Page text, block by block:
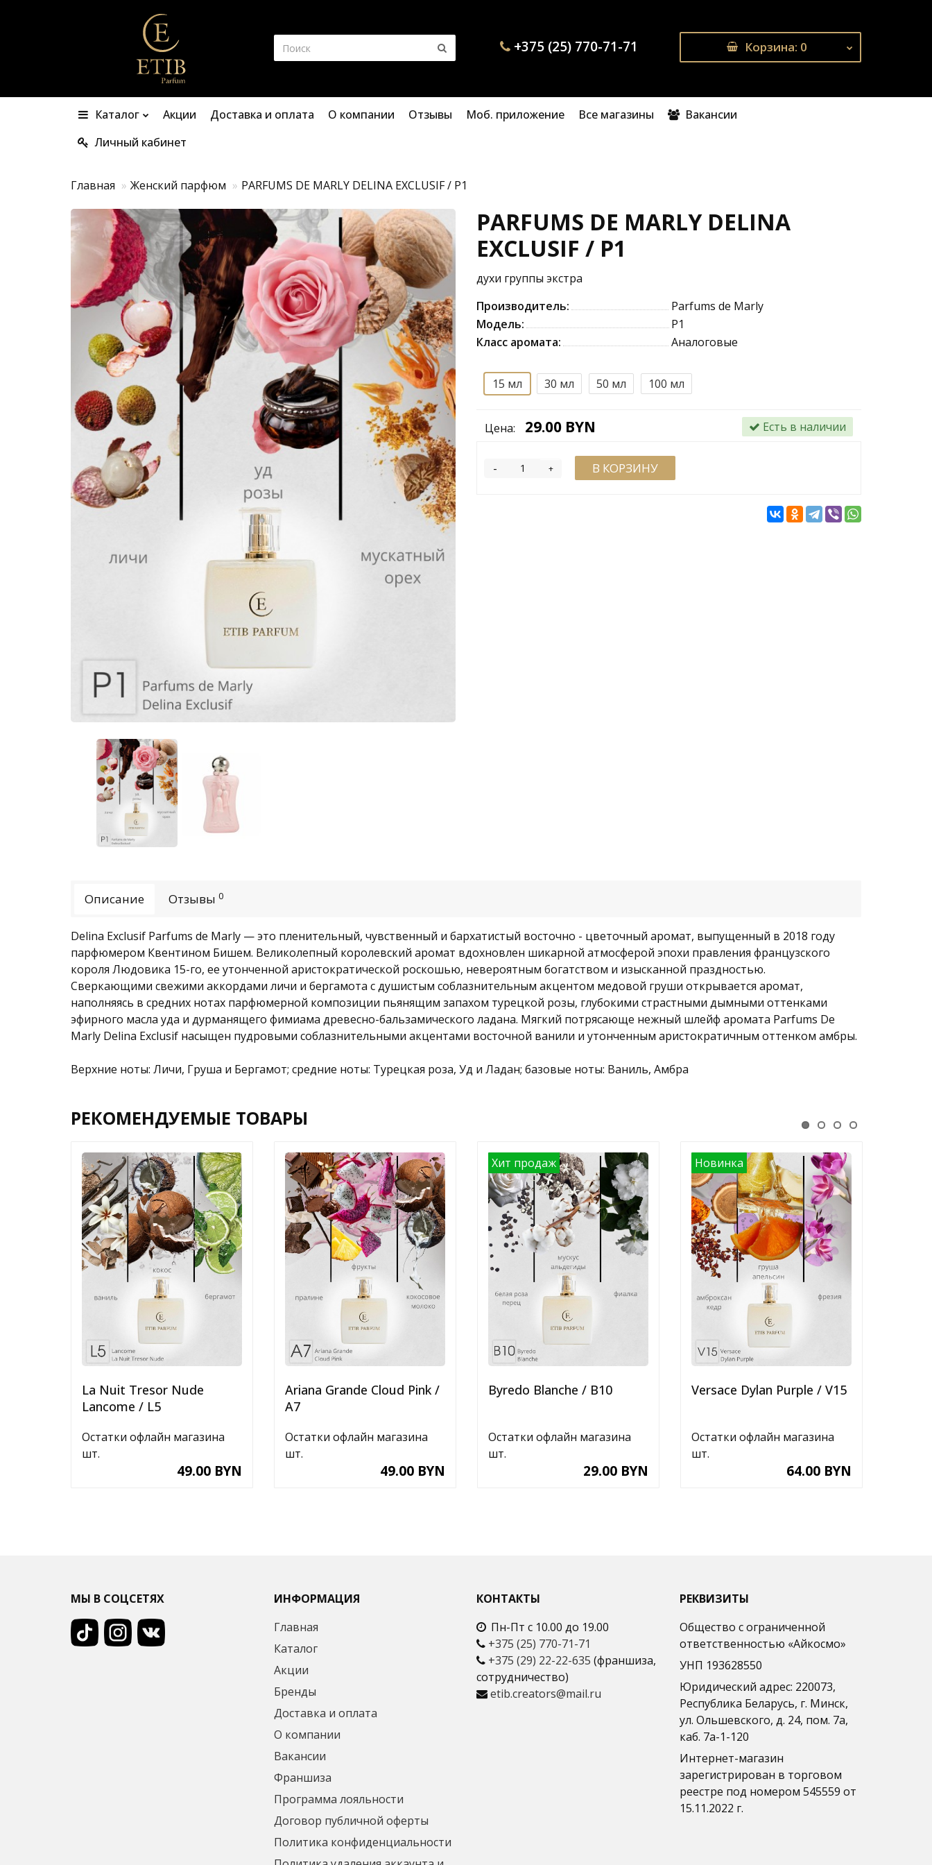
+375 (25) 770-71-71 Корзина: 0
Каталог Акции Доставка и оплата О компании Отзывы Моб. приложение Все магазины
Вакансии
Личный кабинет
Главная Женский парфюм PARFUMS DE MARLY DELINA EXCLUSIF / P1
PARFUMS DE MARLY DELINA
EXCLUSIF / P1
духи группы экстра
Производитель:
Parfums de Marly
Модель:
P1
Класс аромата:
Аналоговые
15 мл 30 мл 50 мл 100 мл
Цена: 29.00 BYN Есть в наличии
+
- В КОРЗИНУ
Описание Отзывы 0
Delina Exclusif Parfums de Marly — это пленительный, чувственный и бархатистый восточно - цветочный аромат, выпущенный в 2018 году
парфюмером Квентином Бишем. Великолепный королевский аромат вдохновлен шикарной атмосферой эпохи правления французского
короля Людовика 15-го, ее утонченной аристократической роскошью, невероятным богатством и изысканной праздностью.
Сверкающими свежими аккордами личи и бергамота с душистым соблазнительным акцентом медовой груши открывается аромат,
наполняясь в средних нотах парфюмерной композиции пьянящим запахом турецкой розы, глубокими страстными дымными оттенками
эфирного масла уда и дурманящего фимиама древесно-бальзамического ладана. Мягкий потрясающе нежный шлейф аромата Parfums De
Marly Delina Exclusif насыщен пудровыми соблазнительными акцентами восточной ванили и утонченным аристократичным оттенком амбры.
Верхние ноты: Личи, Груша и Бергамот; средние ноты: Турецкая роза, Уд и Ладан; базовые ноты: Ваниль, Амбра
РЕКОМЕНДУЕМЫЕ ТОВАРЫ
La Nuit Tresor Nude
Lancome / L5
Остатки офлайн магазина
шт.
49.00 BYN
Ariana Grande Cloud Pink /
A7
Остатки офлайн магазина
шт.
49.00 BYN
Хит продаж
Byredo Blanche / B10
Остатки офлайн магазина
шт.
29.00 BYN
Новинка
Versace Dylan Purple / V15
Остатки офлайн магазина
шт.
64.00 BYN
МЫ В СОЦСЕТЯХ
ИНФОРМАЦИЯ
Главная
Каталог
Акции
Бренды
Доставка и оплата
О компании
Вакансии
Франшиза
Программа лояльности
Договор публичной оферты
Политика конфиденциальности
КОНТАКТЫ
Пн-Пт с 10.00 до 19.00
+375 (25) 770-71-71
+375 (29) 22-22-635 (франшиза,
сотрудничество)
etib.creators@mail.ru
РЕКВИЗИТЫ
Общество с ограниченной
ответственностью «Айкосмо»
УНП 193628550
Юридический адрес: 220073,
Республика Беларусь, г. Минск,
ул. Ольшевского, д. 24, пом. 7а,
каб. 7а-1-120
Интернет-магазин
зарегистрирован в торговом
реестре под номером 545559 от
15.11.2022 г.